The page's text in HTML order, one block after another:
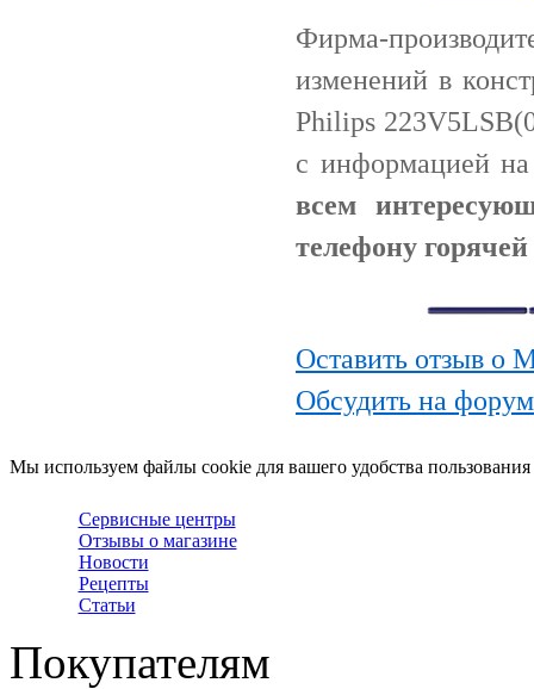
Фирма-
изменений в
Philips
с информацией
всем
телефону
Оставить отзыв о
Обсудить на
Мы используем файлы cookie для вашего удобства
Сервисные центры
Отзывы о магазине
Новости
Рецепты
Статьи
Покупателям